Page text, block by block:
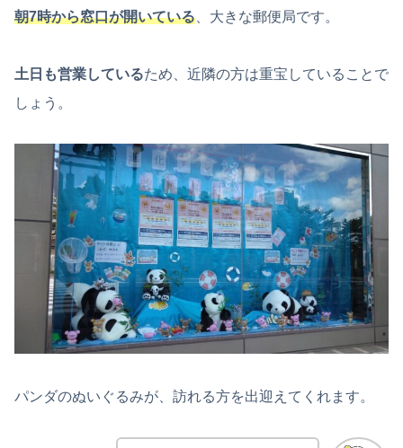
朝7時から窓口が開いている 、大きな郵便局です。
土日も営業しているため、近隣の方は重宝していることで
しょう。
パンダのぬいぐるみが、訪れる方を出迎えてくれます。